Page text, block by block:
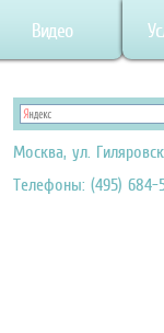
Видео
Москва, ул.
Телефоны: (495) 684-